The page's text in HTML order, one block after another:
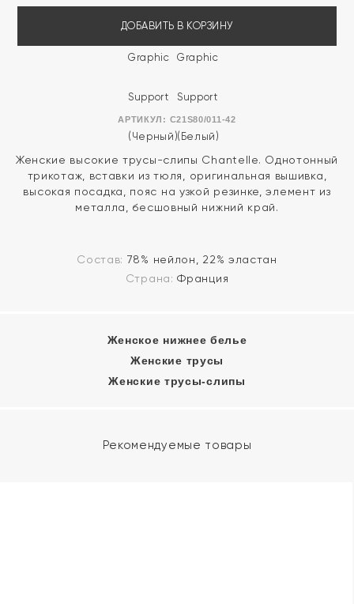
АРТИКУЛ: C21S80/011-42
ДОБАВИТЬ В КОРЗИНУ
Женские высокие трусы-слипы Chantelle. Однотонный
трикотаж, вставки из тюля, оригинальная вышивка,
высокая посадка, пояс на узкой резинке, элемент из
металла, бесшовный нижний край.
Состав: 78% нейлон, 22% эластан
Страна:Франция
Женское нижнее белье
Женские трусы
Женские трусы-слипы
Рекомендуемые товары